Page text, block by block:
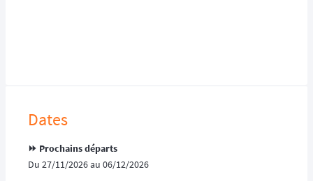
Dates
⏩️ Prochains départs
Du 27/11/2026 au 06/12/2026